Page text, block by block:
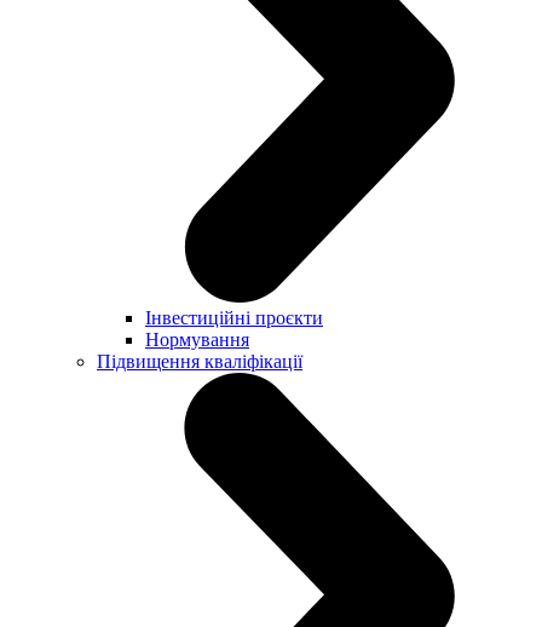
Інвестиційні проєкти
Нормування
Підвищення кваліфікації